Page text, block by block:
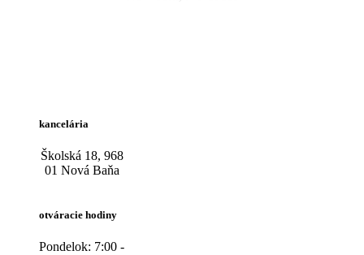
kancelária
Školská 18, 968
01 Nová Baňa
otváracie hodiny
Pondelok: 7:00 -